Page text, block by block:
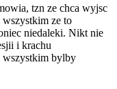
tzn ze chca wyjsc
ze to
niedaleki. Nikt nie
i krachu
wszystkim bylby